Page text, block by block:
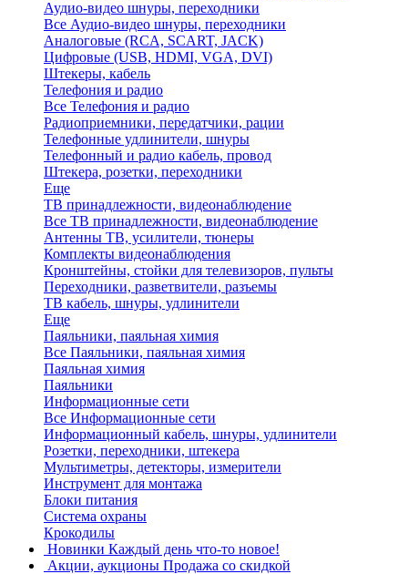
Аудио-видео шнуры, переходники
Все Аудио-видео шнуры, переходники
Аналоговые (RCA, SCART, JACK)
Цифровые (USB, HDMI, VGA, DVI)
Штекеры, кабель
Телефония и радио
Все Телефония и радио
Радиоприемники, передатчики, рации
Телефонные удлинители, шнуры
Телефонный и радио кабель, провод
Штекера, розетки, переходники
Еще
ТВ принадлежности, видеонаблюдение
Все ТВ принадлежности, видеонаблюдение
Антенны ТВ, усилители, тюнеры
Комплекты видеонаблюдения
Кронштейны, стойки для телевизоров, пульты
Переходники, разветвители, разъемы
ТВ кабель, шнуры, удлинители
Еще
Паяльники, паяльная химия
Все Паяльники, паяльная химия
Паяльная химия
Паяльники
Информационные сети
Все Информационные сети
Информационный кабель, шнуры, удлинители
Розетки, переходники, штекера
Мультиметры, детекторы, измерители
Инструмент для монтажа
Блоки питания
Система охраны
Крокодилы
Новинки Каждый день что-то новое!
Акции, аукционы Продажа со скидкой